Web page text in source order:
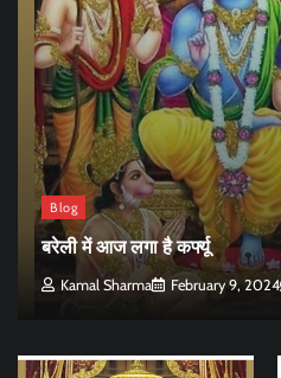
Blog
बरेली में आज लगा है कर्फ्यू
Kamal Sharma February 9, 2024